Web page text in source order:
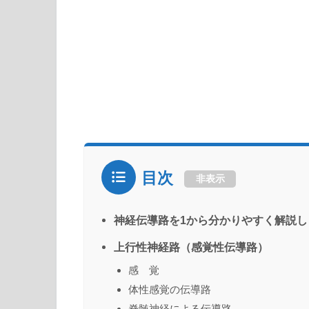
目次 非表示
神経伝導路を1から分かりやすく解説
上行性神経路（感覚性伝導路）
感 覚
体性感覚の伝導路